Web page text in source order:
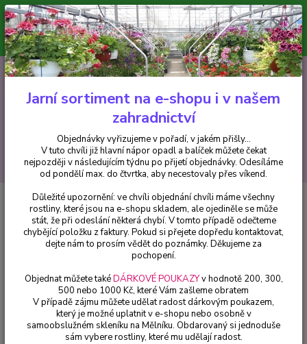
Minimální hodnota pro odeslání z e-shopu je 300 Kč.
V tuto chvíli již hlavní nápor objednávek opadl a balíček můžete čekat
nejpozději v následujícím týdnu po přijetí objednávky. Objednávky
vyřizujeme v pořadí, v jakém přišly...
CZK
Hledat
+420 602 223 614 0ks
za0 Kč
Hemerocallis - Denivky
Hemerocallis- Denivka Cherry Valentine -
cena za kus v 3-kusovém balení
Hemerocallis- Denivka Cherry
Valentine - cena za kus v 3-
kusovém balení
Jarní sortiment na e-shopu i v našem
zahradnictví
Objednávky vyřizujeme v pořadí, v jakém přišly...
V tuto chvíli již hlavní nápor opadl a balíček můžete čekat
nejpozději v následujícím týdnu po přijetí objednávky. Odesíláme
od pondělí max. do čtvrtka, aby necestovaly přes víkend.
Důležité upozornění: ve chvíli objednání chvíli máme všechny
rostliny, které jsou na e-shopu skladem, ale ojediněle se může
stát, že při odeslání některá chybí. V tomto případě odečteme
chybějící položku z faktury. Pokud si přejete dopředu kontaktovat,
dejte nám to prosím vědět do poznámky. Děkujeme za
pochopení.
Objednat můžete takéDÁRKOVÉ POUKAZYv hodnotě 200, 300,
500 nebo 1000 Kč, které Vám zašleme obratem
V případě zájmu můžete udělat radost dárkovým poukazem,
který je možné uplatnit v e-shopu nebo osobně v
samoobslužném skleníku na Mělníku. Obdarovaný si jednoduše
sám vybere rostliny, které mu udělají radost.